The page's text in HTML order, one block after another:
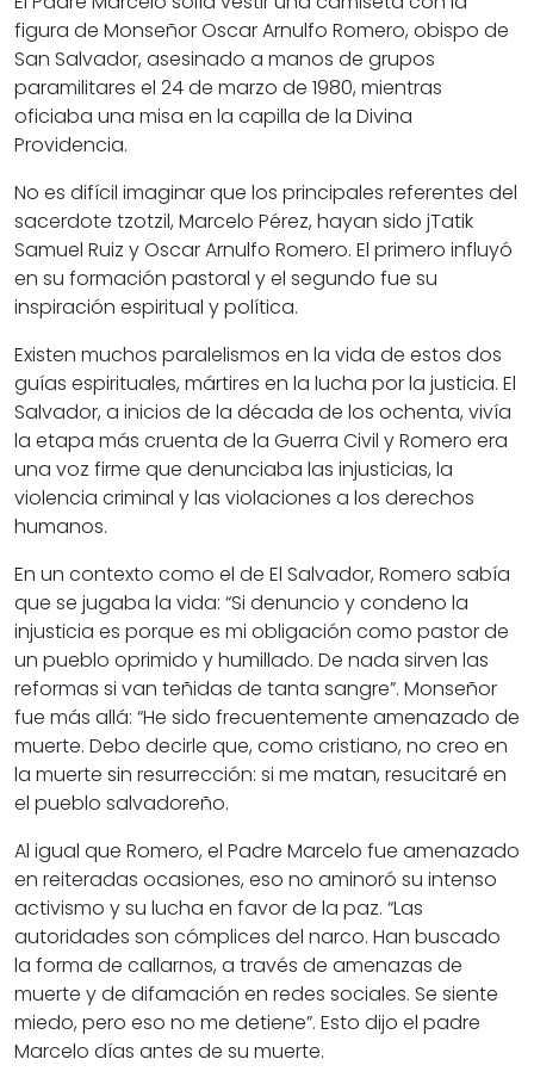
figura de Monseñor Oscar Arnulfo Romero, obispo de
San Salvador, asesinado a manos de grupos
paramilitares el 24 de marzo de 1980, mientras
oficiaba una misa en la capilla de la Divina
Providencia.
No es difícil imaginar que los principales referentes del
sacerdote tzotzil, Marcelo Pérez, hayan sido jTatik
Samuel Ruiz y Oscar Arnulfo Romero. El primero influyó
en su formación pastoral y el segundo fue su
inspiración espiritual y política.
Existen muchos paralelismos en la vida de estos dos
guías espirituales, mártires en la lucha por la justicia. El
Salvador, a inicios de la década de los ochenta, vivía
la etapa más cruenta de la Guerra Civil y Romero era
una voz firme que denunciaba las injusticias, la
violencia criminal y las violaciones a los derechos
humanos.
En un contexto como el de El Salvador, Romero sabía
que se jugaba la vida: “Si denuncio y condeno la
injusticia es porque es mi obligación como pastor de
un pueblo oprimido y humillado. De nada sirven las
reformas si van teñidas de tanta sangre”. Monseñor
fue más allá: “He sido frecuentemente amenazado de
muerte. Debo decirle que, como cristiano, no creo en
la muerte sin resurrección: si me matan, resucitaré en
el pueblo salvadoreño.
Al igual que Romero, el Padre Marcelo fue amenazado
en reiteradas ocasiones, eso no aminoró su intenso
activismo y su lucha en favor de la paz. “Las
autoridades son cómplices del narco. Han buscado
la forma de callarnos, a través de amenazas de
muerte y de difamación en redes sociales. Se siente
miedo, pero eso no me detiene”. Esto dijo el padre
Marcelo días antes de su muerte.